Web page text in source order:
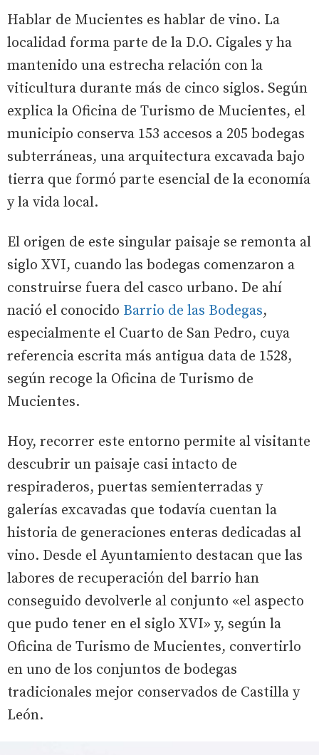
Hablar de Mucientes es hablar de vino. La
localidad forma parte de la D.O. Cigales y ha
mantenido una estrecha relación con la
viticultura durante más de cinco siglos. Según
explica la Oficina de Turismo de Mucientes, el
municipio conserva 153 accesos a 205 bodegas
subterráneas, una arquitectura excavada bajo
tierra que formó parte esencial de la economía
y la vida local.
El origen de este singular paisaje se remonta al
siglo XVI, cuando las bodegas comenzaron a
construirse fuera del casco urbano. De ahí
nació el conocido Barrio de las Bodegas,
especialmente el Cuarto de San Pedro, cuya
referencia escrita más antigua data de 1528,
según recoge la Oficina de Turismo de
Mucientes.
Hoy, recorrer este entorno permite al visitante
descubrir un paisaje casi intacto de
respiraderos, puertas semienterradas y
galerías excavadas que todavía cuentan la
historia de generaciones enteras dedicadas al
vino. Desde el Ayuntamiento destacan que las
labores de recuperación del barrio han
conseguido devolverle al conjunto «el aspecto
que pudo tener en el siglo XVI» y, según la
Oficina de Turismo de Mucientes, convertirlo
en uno de los conjuntos de bodegas
tradicionales mejor conservados de Castilla y
León.